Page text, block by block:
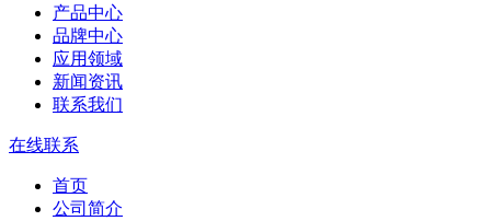
产品中心
品牌中心
应用领域
新闻资讯
联系我们
在线联系
首页
公司简介